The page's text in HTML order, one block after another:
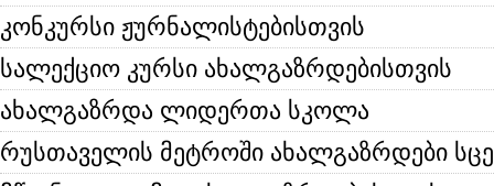
კონკურსი ჟურნალისტებისთვის
სალექციო კურსი ახალგაზრდებისთვის
ახალგაზრდა ლიდერთა სკოლა
რუსთაველის მეტროში ახალგაზრდები